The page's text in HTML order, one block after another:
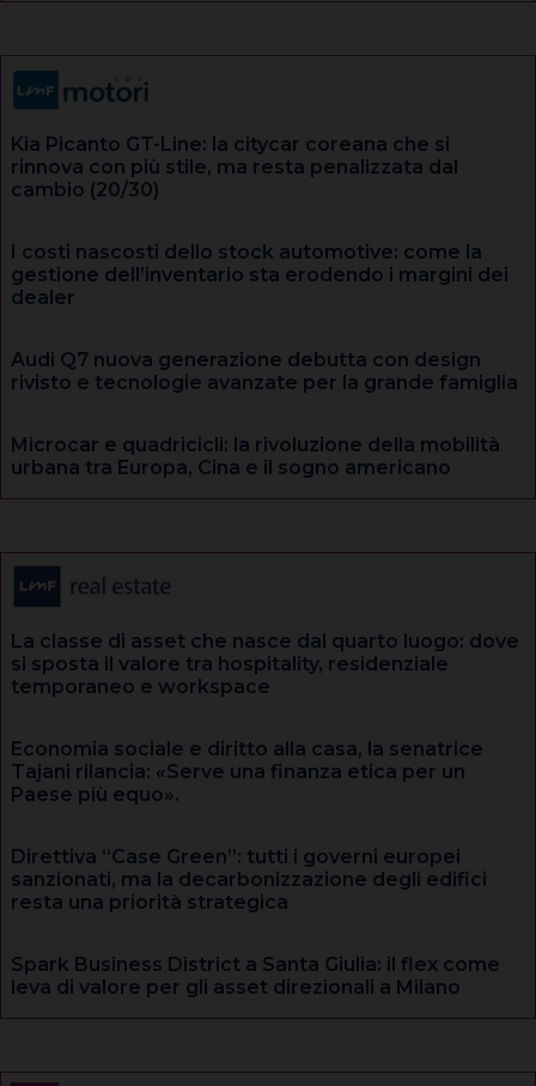
Kia Picanto GT-Line: la citycar coreana che si
rinnova con più stile, ma resta penalizzata dal
cambio (20/30)
I costi nascosti dello stock automotive: come la
gestione dell’inventario sta erodendo i margini dei
dealer
Audi Q7 nuova generazione debutta con design
rivisto e tecnologie avanzate per la grande famiglia
Microcar e quadricicli: la rivoluzione della mobilità
urbana tra Europa, Cina e il sogno americano
La classe di asset che nasce dal quarto luogo: dove
si sposta il valore tra hospitality, residenziale
temporaneo e workspace
Economia sociale e diritto alla casa, la senatrice
Tajani rilancia: «Serve una finanza etica per un
Paese più equo».
Direttiva “Case Green”: tutti i governi europei
sanzionati, ma la decarbonizzazione degli edifici
resta una priorità strategica
Spark Business District a Santa Giulia: il flex come
leva di valore per gli asset direzionali a Milano